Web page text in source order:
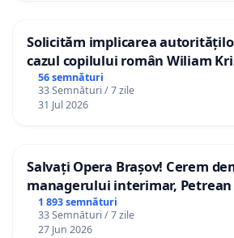
Solicităm implicarea
cazul copilului român Wiliam
Gheorghe, aflat în plasament în
12 ani
56 semnături
33 Semnături / 7 zile
31 Jul 2026
Salvați Opera Brașov! Cerem
managerului interimar,
1 893 semnături
33 Semnături / 7 zile
27 Jun 2026